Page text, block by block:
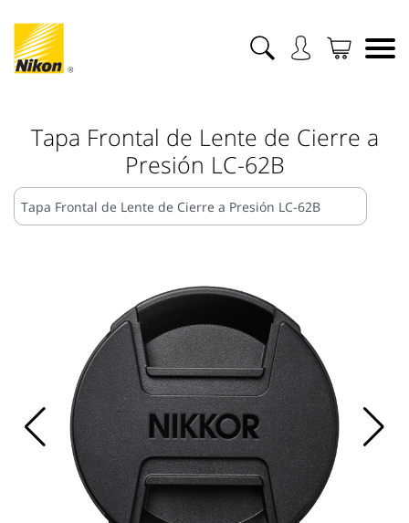
Tapa Frontal de Lente de Cierre a
Presión LC-62B